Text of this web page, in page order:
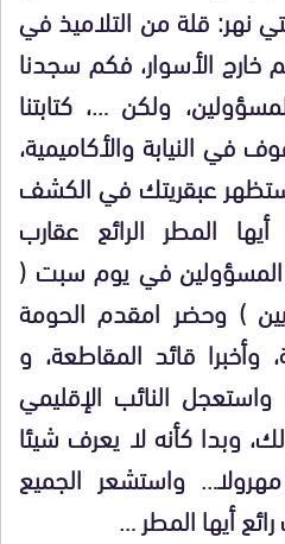
نهر: قلة من التلاميذ في
الأسوار، فكم سجدنا
ولكن …، كتابتنا
في النيابة والأكاميمية،
عبقريتك في الكشف
المطر الرائع عقارب
في يوم سبت (
) وحضر امقدم الحومة
وأخبرا قائد المقاطعة، و
النائب الإقليمي
وبدا كأنه لا يعرف شيئا
واستشعر الجميع
أيها المطر …